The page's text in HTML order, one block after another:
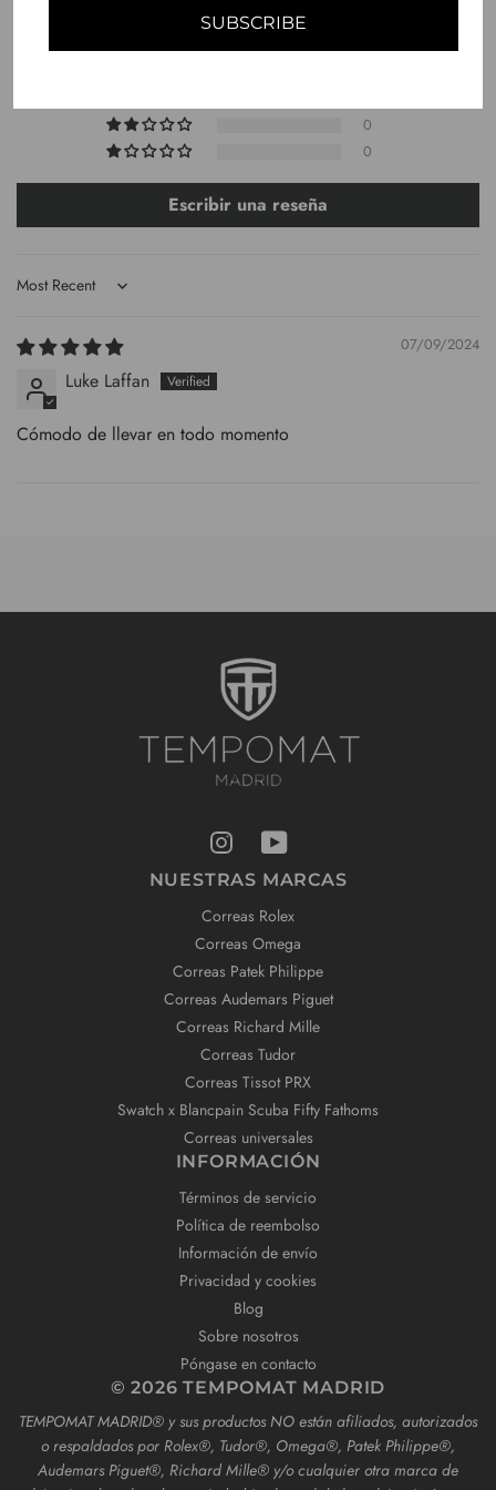
0
0
Escribir una reseña
Sort by
07/09/2024
Luke Laffan
Cómodo de llevar en todo momento
NUESTRAS MARCAS
Correas Rolex
Correas Omega
Correas Patek Philippe
Correas Audemars Piguet
Correas Richard Mille
Correas Tudor
Correas Tissot PRX
Swatch x Blancpain Scuba Fifty Fathoms
Correas universales
INFORMACIÓN
Términos de servicio
Política de reembolso
Información de envío
Privacidad y cookies
Blog
Sobre nosotros
Póngase en contacto
© 2026 TEMPOMAT MADRID
TEMPOMAT MADRID®️ y sus productos NO están afiliados, autorizados
o respaldados por Rolex®️, Tudor®️, Omega®️, Patek Philippe®️,
Audemars Piguet®️, Richard Mille®️ y/o cualquier otra marca de
SUBSCRIBE